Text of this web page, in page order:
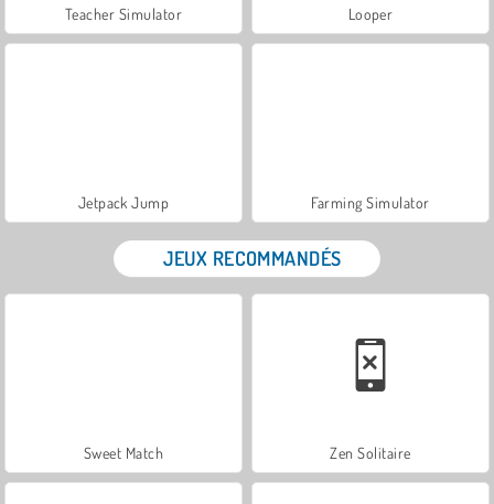
Teacher Simulator Looper
Jetpack Jump Farming Simulator
JEUX RECOMMANDÉS
Sweet Match Zen Solitaire